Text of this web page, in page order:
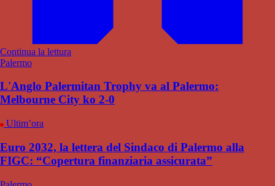
Continua la lettura
Palermo
L'Anglo Palermitan Trophy va al Palermo:
Melbourne City ko 2-0
Ultim’ora
Euro 2032, la lettera del Sindaco di Palermo alla
FIGC: “Copertura finanziaria assicurata”